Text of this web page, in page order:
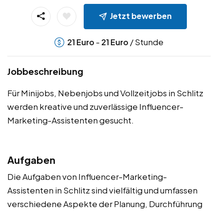
Jetzt bewerben
21 Euro - 21 Euro / Stunde
Jobbeschreibung
Für Minijobs, Nebenjobs und Vollzeitjobs in Schlitz
werden kreative und zuverlässige Influencer-
Marketing-Assistenten gesucht.
Aufgaben
Die Aufgaben von Influencer-Marketing-
Assistenten in Schlitz sind vielfältig und umfassen
verschiedene Aspekte der Planung, Durchführung